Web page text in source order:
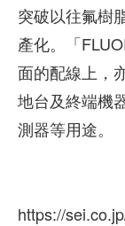
突破以往氟樹
產化。「
面的配線上，
地台及終端機
測器等用途。
https://